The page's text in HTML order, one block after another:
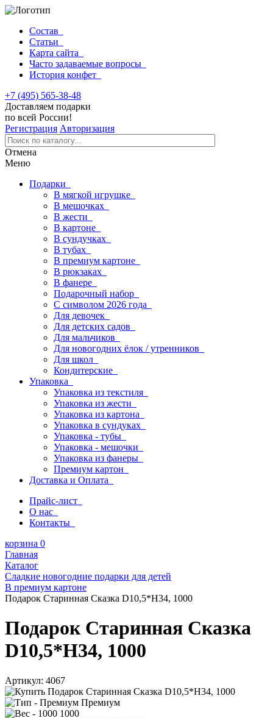
Состав
Статьи
Карта сайта
Часто задаваемые вопросы
История конфет
+7 (495) 565-38-48
Доставляем подарки
по всей России!
Регистрация Авторизация
Отмена
Меню
Подарки
В мягкой игрушке
В мешочках
В жести
В картоне
В сундучках
В тубах
В премиум картоне
В рюкзаках
В фанере
Подарочный набор
С символом 2026 года
Для девочек
Для детских садов
Для мальчиков
Для новогодних ёлок / утренников
Для школ
Кондитерские
Упаковка
Упаковка из текстиля
Упаковка из жести
Упаковка из картона
Упаковка в сундуках
Упаковка - тубы
Упаковка - мешочки
Упаковка из фанеры
Премиум картон
Доставка и Оплата
Прайс-лист
О нас
Контакты
корзина 0
Главная
Каталог
Сладкие новогодние подарки для детей
В премиум картоне
Подарок Старинная Сказка D10,5*H34, 1000
Подарок Старинная Сказка
D10,5*H34, 1000
Артикул: 4067
Премиум
1000